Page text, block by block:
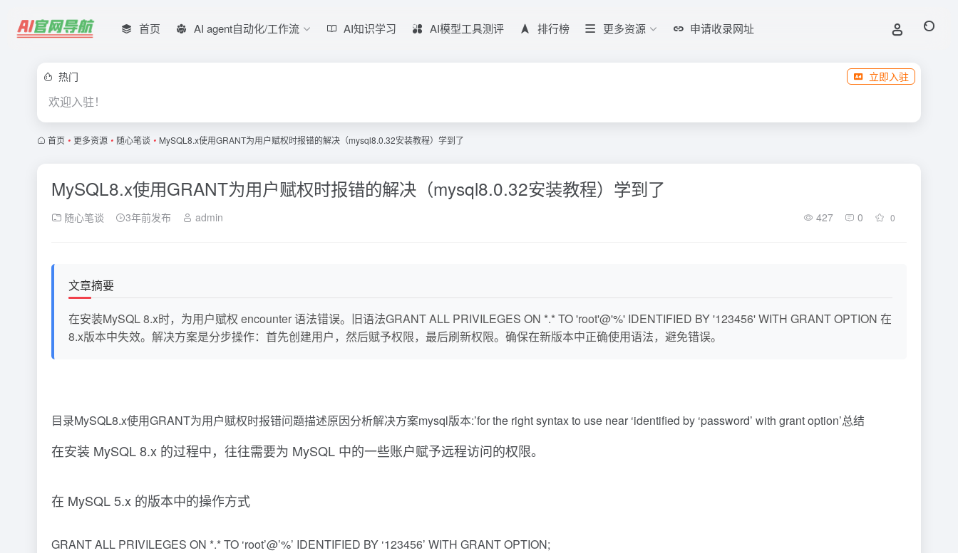
首页 AI agent自动化/工作流 AI知识学习 AI模型工具测评 排行榜 更多资源 申请收录网址
热门 立即入驻
欢迎入驻！
首页 • 更多资源 • 随心笔谈 • MySQL8.x使用GRANT为用户赋权时报错的解决（mysql8.0.32安装教程）学到了
MySQL8.x使用GRANT为用户赋权时报错的解决（mysql8.0.32安装教程）学到了
随心笔谈 3年前发布 admin 427 0 0
文章摘要
在安装MySQL 8.x时，为用户赋权 encounter 语法错误。旧语法GRANT ALL PRIVILEGES ON *.* TO 'root'@'%' IDENTIFIED BY '123456' WITH GRANT OPTION 在
8.x版本中失效。解决方案是分步操作：首先创建用户，然后赋予权限，最后刷新权限。确保在新版本中正确使用语法，避免错误。
目录MySQL8.x使用GRANT为用户赋权时报错问题描述原因分析解决方案mysql版本:’for the right syntax to use near ‘identified by ‘password’ with grant option’总结
在安装 MySQL 8.x 的过程中，往往需要为 MySQL 中的一些账户赋予远程访问的权限。
在 MySQL 5.x 的版本中的操作方式
GRANT ALL PRIVILEGES ON *.* TO ‘root’@’%’ IDENTIFIED BY ‘123456’ WITH GRANT OPTION;